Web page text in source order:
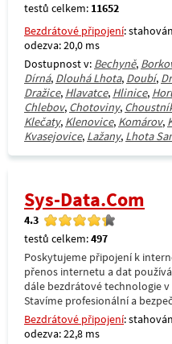
testů celkem: 11652
Bezdrátové připojení:
odezva: 20,0 ms
Dostupnost v: Bechyně,
Dírná, Dlouhá Lhota, Doubí,
Dražice, Hlavatce, Hlinice,
Chlebov, Chotoviny,
Klečaty, Klenovice, Komárov,
Kvasejovice, Lažany, Lhota
Sys-Data.Com
4.3
testů celkem:497
Poskytujeme připojení k
přenos internetu a dat
dále bezdrátové technologie v
Stavíme profesionální a
Bezdrátové připojení:
odezva: 22,8 ms